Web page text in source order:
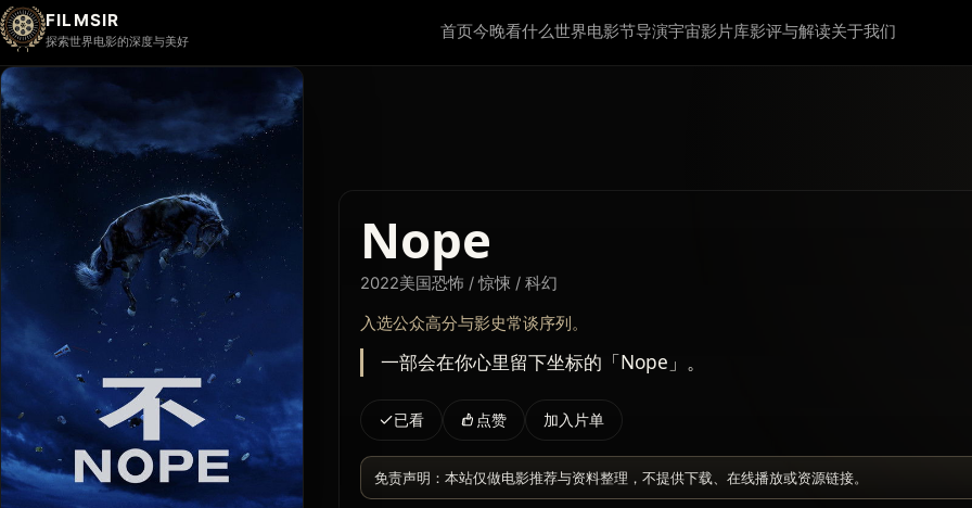
FILMSIR
探索世界电影的深度与美好 首页今晚看什么世界电影节导演宇宙影片库影评与解读关于我们
Nope
2022美国恐怖 / 惊悚 / 科幻
入选公众高分与影史常谈序列。
一部会在你心里留下坐标的「Nope」。
已看 点赞 加入片单
免责声明：本站仅做电影推荐与资料整理，不提供下载、在线播放或资源链接。